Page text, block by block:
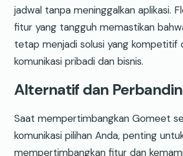
jadwal tanpa meninggalkan aplikasi.
fitur yang tangguh memastikan
tetap menjadi solusi yang kompetitif
komunikasi pribadi dan bisnis.
Alternatif dan
Saat mempertimbangkan Gomeet
komunikasi pilihan Anda, penting
mempertimbangkan fitur dan